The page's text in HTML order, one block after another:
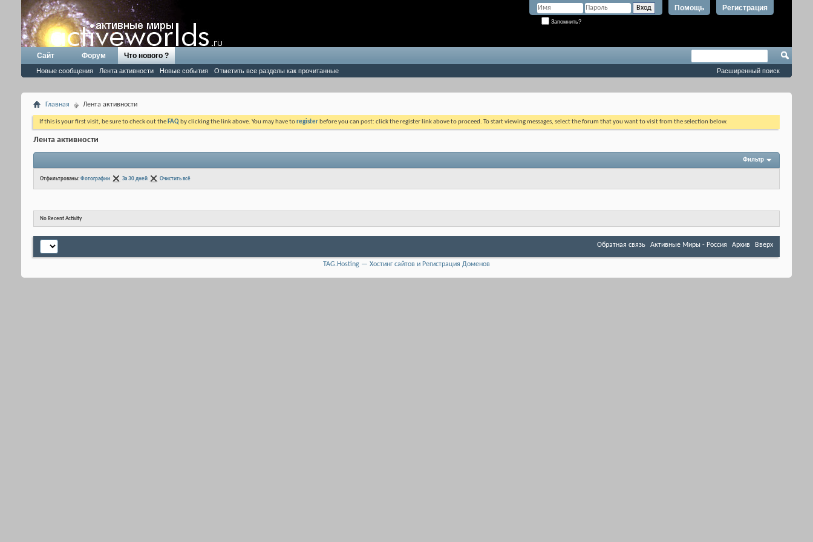
Регистрация
Помощь
Запомнить?
Сайт Форум Что нового ?
Новые сообщения Лента активности Новые события Отметить все разделы как прочитанные Расширенный поиск
Главная Лента активности
If this is your first visit, be sure to check out the FAQ by clicking the link above. You may have toregister before you can post: click the register link above to proceed. To start viewing messages, select the forum that you want to visit from the selection below.
Лента активности
Фильтр
Отфильтрованы: Фотографии За 30 дней Очистить всё
No Recent Activity
Обратная связь Активные Миры - Россия Архив Вверх
TAG.Hosting — Хостинг сайтов и Регистрация Доменов